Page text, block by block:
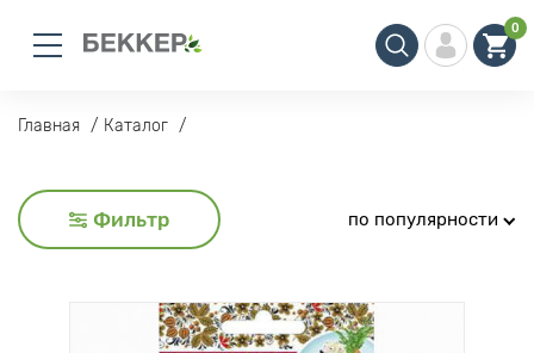
0
Главная Каталог
Фильтр по популярности